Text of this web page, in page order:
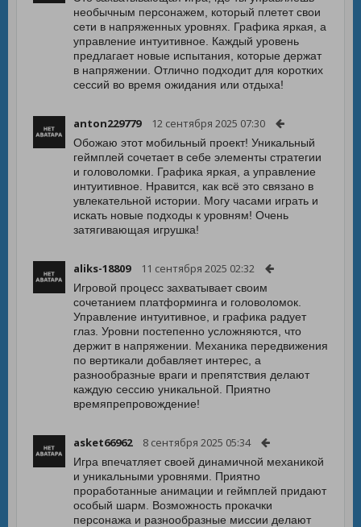
необычным персонажем, который плетет свои
сети в напряженных уровнях. Графика яркая, а
управление интуитивное. Каждый уровень
предлагает новые испытания, которые держат
в напряжении. Отлично подходит для коротких
сессий во время ожидания или отдыха!
anton229779 12 сентября 2025 07:30
Обожаю этот мобильный проект! Уникальный
геймплей сочетает в себе элементы стратегии
и головоломки. Графика яркая, а управление
интуитивное. Нравится, как всё это связано в
увлекательной истории. Могу часами играть и
искать новые подходы к уровням! Очень
затягивающая игрушка!
aliks-18809 11 сентября 2025 02:32
Игровой процесс захватывает своим
сочетанием платформинга и головоломок.
Управление интуитивное, и графика радует
глаз. Уровни постепенно усложняются, что
держит в напряжении. Механика передвижения
по вертикали добавляет интерес, а
разнообразные враги и препятствия делают
каждую сессию уникальной. Приятно
времяпрепровождение!
asket66962 8 сентября 2025 05:34
Игра впечатляет своей динамичной механикой
и уникальными уровнями. Приятно
проработанные анимации и геймплей придают
особый шарм. Возможность прокачки
персонажа и разнообразные миссии делают